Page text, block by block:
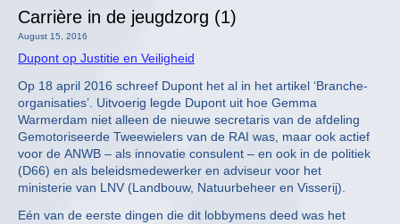
Carrière in de jeugdzorg (1)
August 15, 2016
Dupont op Justitie en Veiligheid
Op 18 april 2016 schreef Dupont het al in het artikel ‘Branche-
organisaties’. Uitvoerig legde Dupont uit hoe Gemma
Warmerdam niet alleen de nieuwe secretaris van de afdeling
Gemotoriseerde Tweewielers van de RAI was, maar ook actief
voor de ANWB – als innovatie consulent – en ook in de politiek
(D66) en als beleidsmedewerker en adviseur voor het
ministerie van LNV (Landbouw, Natuurbeheer en Visserij).
Eén van de eerste dingen die dit lobbymens deed was het